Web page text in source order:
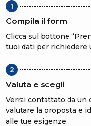
1
Compila il form
Clicca sul bottone
tuoi dati per richiedere
2
Valuta e scegli
Verrai contattato da un
valutare la proposta e
alle tue esigenze.